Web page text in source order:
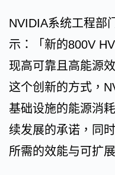
NVIDIA系统工程部
示：「新的800V
现高可靠且高能源
这个创新的方式，
基础设施的能源消
续发展的承诺，同
所需的效能与可扩展